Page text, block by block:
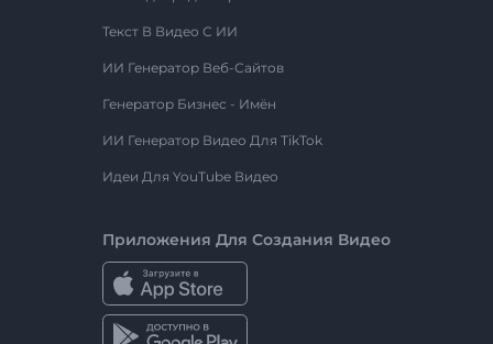
Текст В Видео С ИИ
ИИ Генератор Веб-Сайтов
Генератор Бизнес - Имён
ИИ Генератор Видео Для TikTok
Идеи Для YouTube Видео
Приложения Для Создания Видео